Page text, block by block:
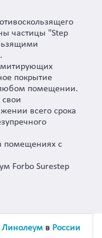
частицы "Step
покрытие
любом помещении.
свои
всего срока
помещениях с
Forbo Surestep
Линолеум в России